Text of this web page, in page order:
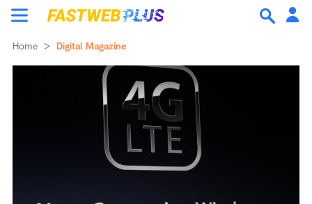
Home Digital Magazine